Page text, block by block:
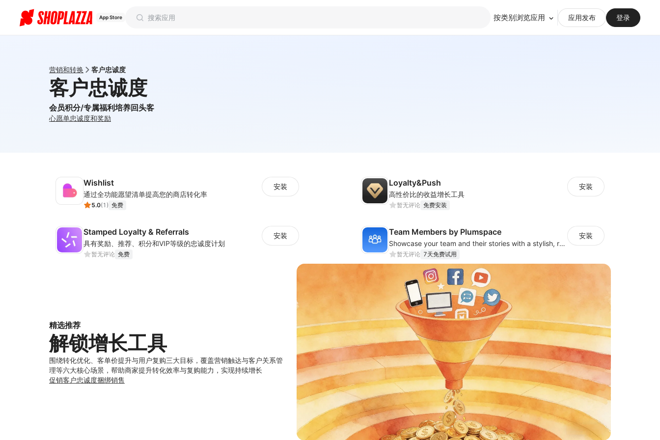
App Store 按类别浏览应用 应用发布 登录
营销和转换 客户忠诚度
客户忠诚度
会员积分/专属福利培养回头客
心愿单忠诚度和奖励
Wishlist
通过全功能愿望清单提高您的商店转化率
5.0(1 ) 免费
安装 Loyalty&Push
高性价比的收益增长工具
暂无评论 免费安装
安装
Stamped Loyalty & Referrals
具有奖励、推荐、积分和VIP等级的忠诚度计划
暂无评论 免费
安装 Team Members by Plumspace
Showcase your team and their stories with a stylish, responsive layout
暂无评论 7天免费试用
安装
精选推荐
解锁增长工具
围绕转化优化、客单价提升与用户复购三大目标，覆盖营销触达与客户关系管
理等六大核心场景，帮助商家提升转化效率与复购能力，实现持续增长
促销客户忠诚度捆绑销售